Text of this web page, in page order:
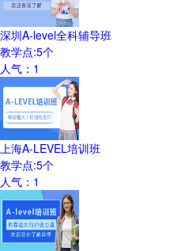
深圳A-level全科辅导班
教学点:5个
人气： 1
上海A-LEVEL培训班
教学点:5个
人气： 1